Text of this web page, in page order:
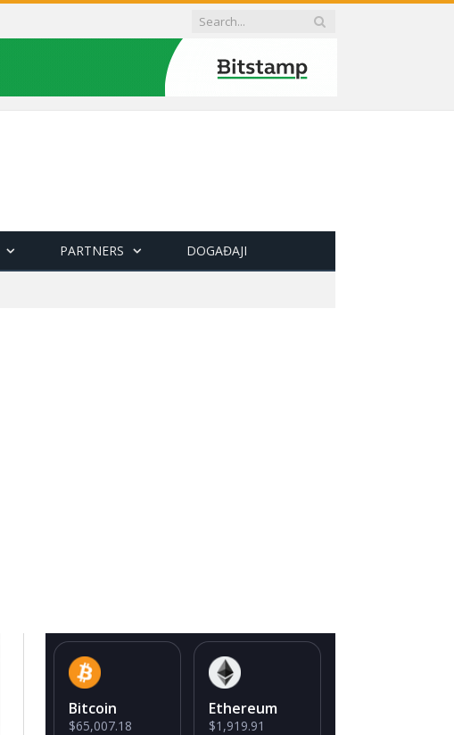
PARTNERS DOGAĐAJI
Bitcoin
$65,007.18
Ethereum
$1,919.91